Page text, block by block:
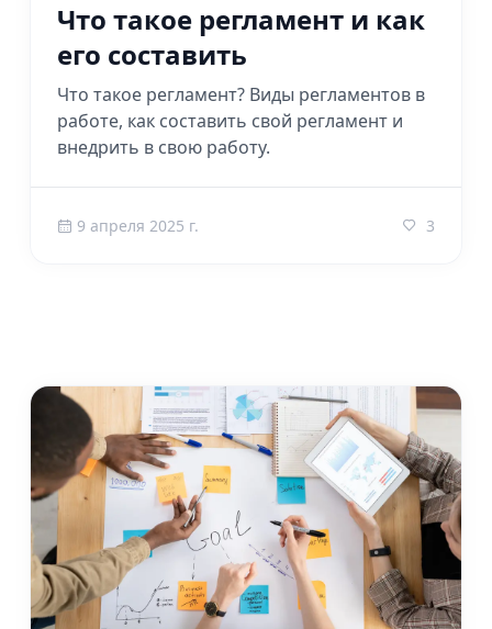
Что такое регламент и как
его составить
Что такое регламент? Виды регламентов в
работе, как составить свой регламент и
внедрить в свою работу.
9 апреля 2025 г. 3